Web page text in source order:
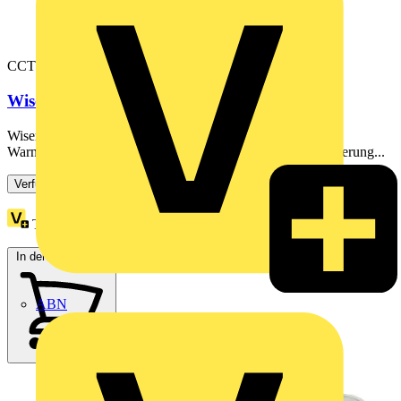
ABN
CCTFR6100
Wiser Heizkörperthermostat
Wiser Heizkörperthermostat regelt den Heizkörper-
Warmwasserdurchfluss innerhalb einer Wiser-Heizungssteuerung...
Verfügbar: 4 Händler
Treuepunkte:
In den Warenkorb